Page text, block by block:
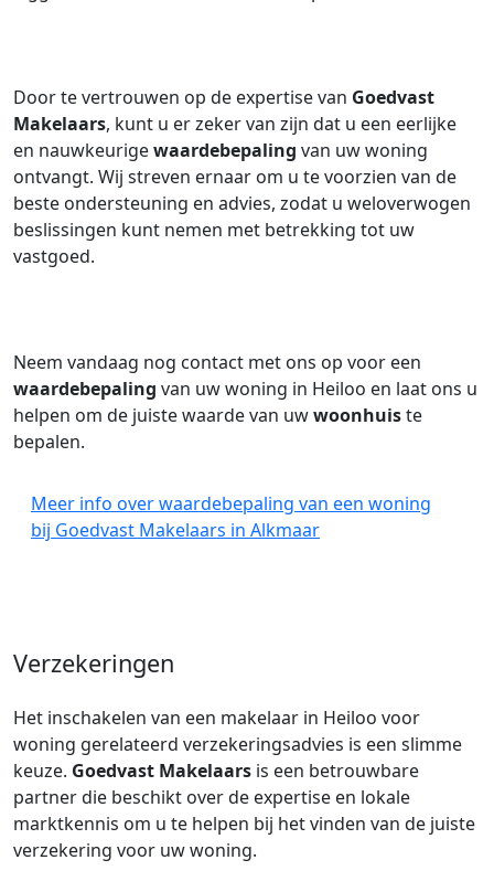
Door te vertrouwen op de expertise van Goedvast
Makelaars, kunt u er zeker van zijn dat u een eerlijke
en nauwkeurigewaardebepaling van uw woning
ontvangt. Wij streven ernaar om u te voorzien van de
beste ondersteuning en advies, zodat u weloverwogen
beslissingen kunt nemen met betrekking tot uw
vastgoed.
Neem vandaag nog contact met ons op voor een
waardebepaling van uw woning in Heiloo en laat ons u
helpen om de juiste waarde van uwwoonhuiste
bepalen.
Meer info over waardebepaling van een woning
bij Goedvast Makelaars in Alkmaar
Verzekeringen
Het inschakelen van een makelaar in Heiloo voor
woning gerelateerd verzekeringsadvies is een slimme
keuze. Goedvast Makelaars is een betrouwbare
partner die beschikt over de expertise en lokale
marktkennis om u te helpen bij het vinden van de juiste
verzekering voor uw woning.